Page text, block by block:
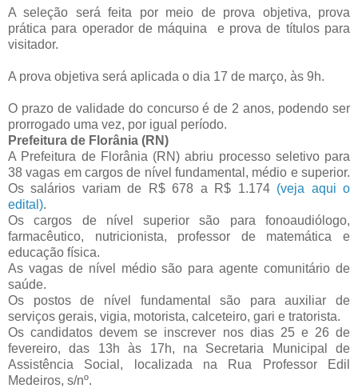
A seleção será feita por meio de prova objetiva, prova
prática para operador de máquina e prova de títulos para
visitador.
A prova objetiva será aplicada o dia 17 de março, às 9h.
O prazo de validade do concurso é de 2 anos, podendo ser
prorrogado uma vez, por igual período.
Prefeitura de Florânia (RN)
A Prefeitura de Florânia (RN) abriu processo seletivo para
38 vagas em cargos de nível fundamental, médio e superior.
Os salários variam de R$ 678 a R$ 1.174 (veja aqui o
edital).
Os cargos de nível superior são para fonoaudiólogo,
farmacêutico, nutricionista, professor de matemática e
educação física.
As vagas de nível médio são para agente comunitário de
saúde.
Os postos de nível fundamental são para auxiliar de
serviços gerais, vigia, motorista, calceteiro, gari e tratorista.
Os candidatos devem se inscrever nos dias 25 e 26 de
fevereiro, das 13h às 17h, na Secretaria Municipal de
Assistência Social, localizada na Rua Professor Edil
Medeiros, s/nº.